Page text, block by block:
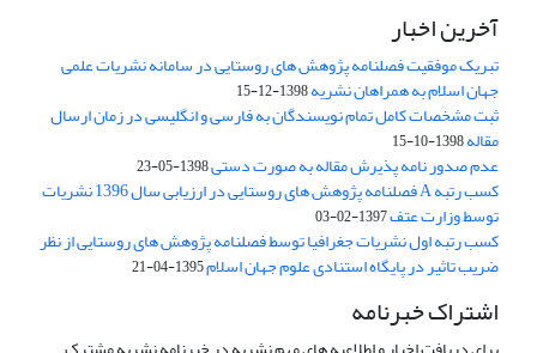
آخرین اخبار
تبریک موفقیت فصلنامه پژوهش های روستایی در سامانه نشریات علمی
جهان اسلام به همراهان نشریه1398-12-15
ثبت مشخصات کامل تمام نویسندگان به فارسی و انگلیسی در زمان ارسال
مقاله1398-10-15
عدم صدور نامه پذیرش مقاله به صورت دستی1398-05-23
کسب رتبه A فصلنامه پژوهش های روستایی در ارزیابی سال 1396 نشریات
توسط وزارت عتف1397-02-03
کسب رتبه اول نشریات جغرافیا توسط فصلنامه پژوهش های روستایی از نظر
ضریب تاثیر در پایگاه استنادی علوم جهان اسلام1395-04-21
اشتراک خبرنامه